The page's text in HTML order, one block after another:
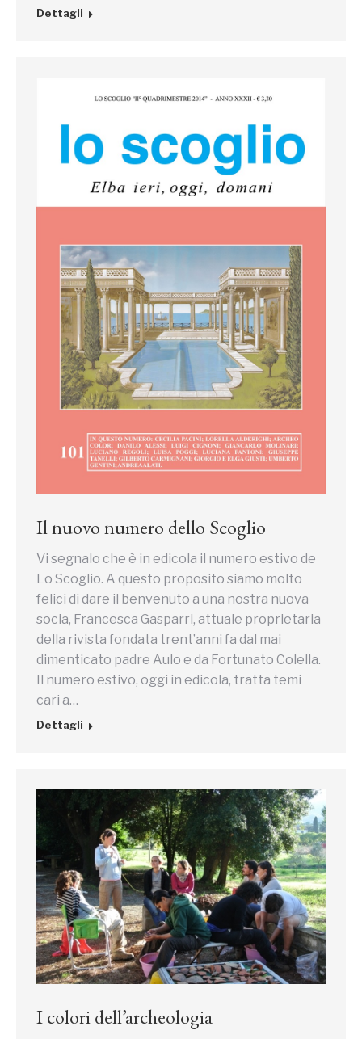
Dettagli
Il nuovo numero dello Scoglio
Vi segnalo che è in edicola il numero estivo de
Lo Scoglio. A questo proposito siamo molto
felici di dare il benvenuto a una nostra nuova
socia, Francesca Gasparri, attuale proprietaria
della rivista fondata trent’anni fa dal mai
dimenticato padre Aulo e da Fortunato Colella.
Il numero estivo, oggi in edicola, tratta temi
cari a…
Dettagli
I colori dell’archeologia